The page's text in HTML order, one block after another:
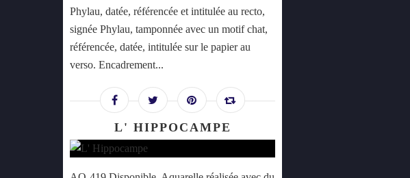
Phylau, datée, référencée et intitulée au recto,
signée Phylau, tamponnée avec un motif chat,
référencée, datée, intitulée sur le papier au
verso. Encadrement...
L' HIPPOCAMPE